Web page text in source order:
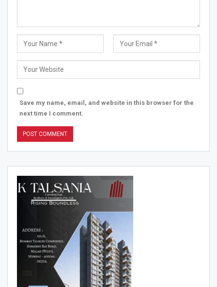
Save my name, email, and website in this browser for the
next time I comment.